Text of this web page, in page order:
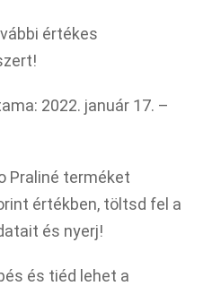
értékes
2022. január 17. –
Praliné terméket
értékben, töltsd fel a
és nyerj!
és tiéd lehet a